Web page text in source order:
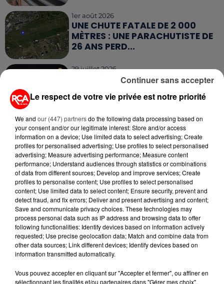
1er août 2026
UNE CHUTE FATALE DE 2 000
MÈTRES : UNE PARACHUTISTE DE
26 ANS PERD...
29 juillet 2026
KAVINSKY RETROUVÉ MORT À
FRANÇAISE DE...
28 juillet 2026
ÉQUIPE DE FRANCE : LE GRAND
CHANTIER QUI ATTEND ZINÉDINE
ZIDANE À...
23 juillet 2026
DE VANNES À NANTES, LE FUTUR
BOMBARDIER D'EAU FRANÇAIS
PREND SON ENVOL
20 juillet 2026
A400M : LE GÉANT DE L'ARMÉE
ENTRE EN GUERRE CONTRE LES
FLAMMES
Le respect de votre vie privée est notre priorité
We and our (447) partnersdo the following data processing based on
your consent and/or our legitimate interest: Store and/or access
information on a device; Use limited data to select advertising; Create
profiles for personalised advertising; Use profiles to select personalised
advertising; Measure advertising performance; Measure content
performance; Understand audiences through statistics or combinations
of data from different sources; Develop and improve services; Create
profiles to personalise content; Use profiles to select personalised
content; Use limited data to select content; Ensure security, prevent and
detect fraud, and fix errors; Deliver and present advertising and content;
Save and communicate privacy choices. These technologies may
process personal data such as IP address and browsing data to offer
following functionalities: Identify devices based on information actively
requested; Use precise geolocation data; Match and combine data from
other data sources; Link different devices; Identify devices based on
information transmitted automatically.
Vous pouvez accepter en cliquant sur "Accepter et fermer", ou affiner en
sélectionnant les finalités et/ou partenaires dans "Gérer mes choix".
Continuer sans accepter